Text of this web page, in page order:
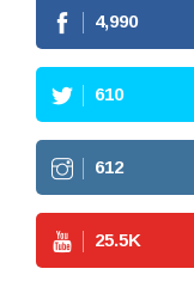
4,990
610
612
25.5K